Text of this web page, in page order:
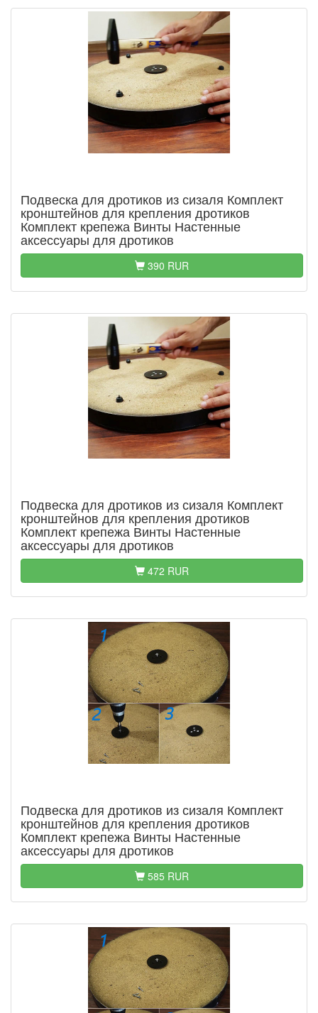
Подвеска для дротиков из сизаля Комплект
кронштейнов для крепления дротиков
Комплект крепежа Винты Настенные
аксессуары для дротиков
390 RUR
Подвеска для дротиков из сизаля Комплект
кронштейнов для крепления дротиков
Комплект крепежа Винты Настенные
аксессуары для дротиков
472 RUR
Подвеска для дротиков из сизаля Комплект
кронштейнов для крепления дротиков
Комплект крепежа Винты Настенные
аксессуары для дротиков
585 RUR